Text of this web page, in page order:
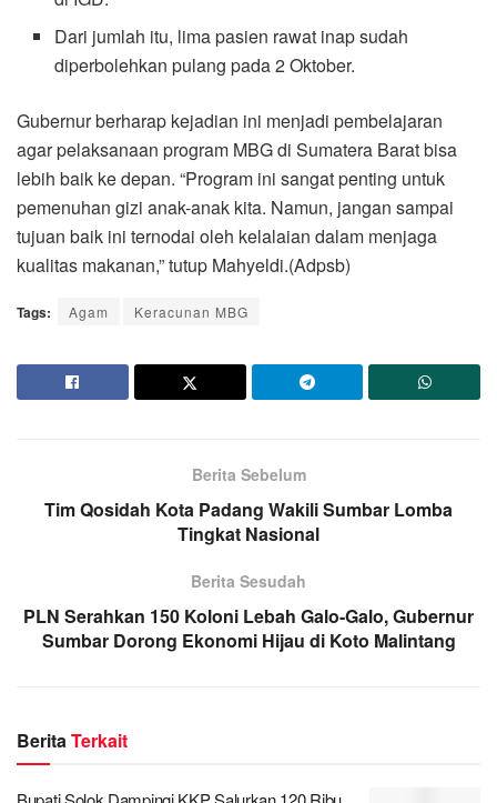
Dari jumlah itu, lima pasien rawat inap sudah
diperbolehkan pulang pada 2 Oktober.
Gubernur berharap kejadian ini menjadi pembelajaran
agar pelaksanaan program MBG di Sumatera Barat bisa
lebih baik ke depan. “Program ini sangat penting untuk
pemenuhan gizi anak-anak kita. Namun, jangan sampai
tujuan baik ini ternodai oleh kelalaian dalam menjaga
kualitas makanan,” tutup Mahyeldi.(Adpsb)
Tags: Agam Keracunan MBG
Berita Sebelum
Tim Qosidah Kota Padang Wakili Sumbar Lomba
Tingkat Nasional
Berita Sesudah
PLN Serahkan 150 Koloni Lebah Galo-Galo, Gubernur
Sumbar Dorong Ekonomi Hijau di Koto Malintang
BeritaTerkait